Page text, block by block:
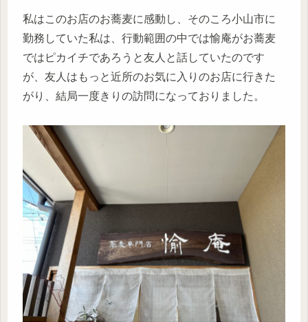
私はこのお店のお蕎麦に感動し、そのころ小山市に
勤務していた私は、行動範囲の中では愉庵がお蕎麦
ではピカイチであろうと友人と話していたのです
が、友人はもっと近所のお気に入りのお店に行きた
がり、結局一度きりの訪問になっておりました。